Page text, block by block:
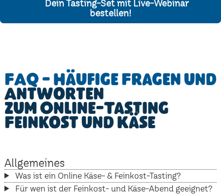
Dein Tasting-Set mit Live-Webinar
bestellen!
FAQ - Häufige Fragen und
Antworten
zum Online-Tasting
Feinkost und Käse
Allgemeines
Was ist ein Online Käse- & Feinkost-Tasting?
Für wen ist der Feinkost- und Käse-Abend geeignet?